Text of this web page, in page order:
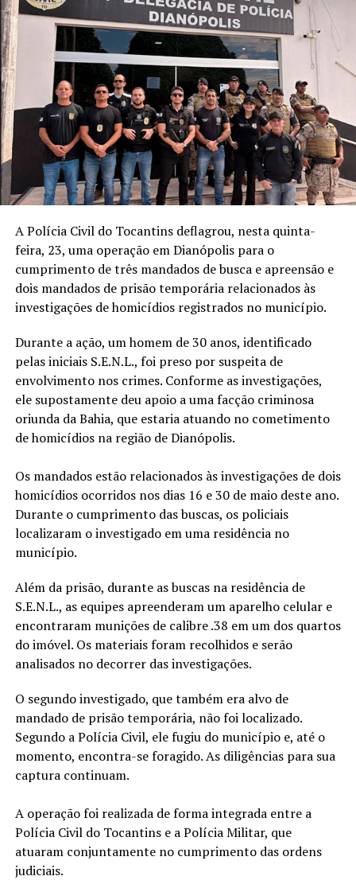
A Polícia Civil do Tocantins deflagrou, nesta quinta-
feira, 23, uma operação em Dianópolis para o
cumprimento de três mandados de busca e apreensão e
dois mandados de prisão temporária relacionados às
investigações de homicídios registrados no município.
Durante a ação, um homem de 30 anos, identificado
pelas iniciais S.E.N.L., foi preso por suspeita de
envolvimento nos crimes. Conforme as investigações,
ele supostamente deu apoio a uma facção criminosa
oriunda da Bahia, que estaria atuando no cometimento
de homicídios na região de Dianópolis.
Os mandados estão relacionados às investigações de dois
homicídios ocorridos nos dias 16 e 30 de maio deste ano.
Durante o cumprimento das buscas, os policiais
localizaram o investigado em uma residência no
município.
Além da prisão, durante as buscas na residência de
S.E.N.L., as equipes apreenderam um aparelho celular e
encontraram munições de calibre .38 em um dos quartos
do imóvel. Os materiais foram recolhidos e serão
analisados no decorrer das investigações.
O segundo investigado, que também era alvo de
mandado de prisão temporária, não foi localizado.
Segundo a Polícia Civil, ele fugiu do município e, até o
momento, encontra-se foragido. As diligências para sua
captura continuam.
A operação foi realizada de forma integrada entre a
Polícia Civil do Tocantins e a Polícia Militar, que
atuaram conjuntamente no cumprimento das ordens
judiciais.